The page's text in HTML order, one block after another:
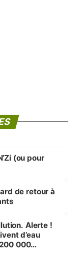
(ou pour
de retour à
Alerte !
d’eau
000